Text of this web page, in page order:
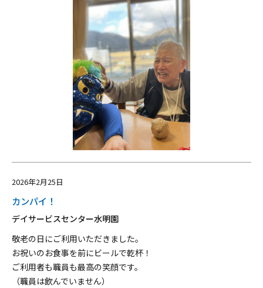
2026年2月25日
カンパイ！
デイサービスセンター水明園
敬老の日にご利用いただきました。
お祝いのお食事を前にビールで乾杯！
ご利用者も職員も最高の笑顔です。
（職員は飲んでいません）